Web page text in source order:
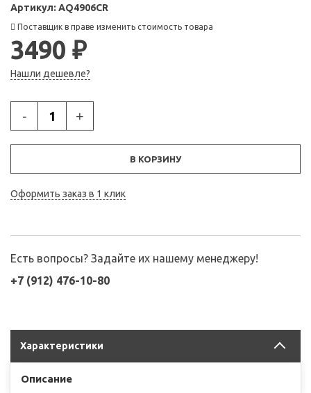
Артикул: AQ4906CR
Поставщик в праве изменить стоимость товара
3490 ₽
Нашли дешевле?
- +
В КОРЗИНУ
Оформить заказ в 1 клик
Есть вопросы? Задайте их нашему менеджеру!
+7 (912) 476-10-80
Характеристики
Описание